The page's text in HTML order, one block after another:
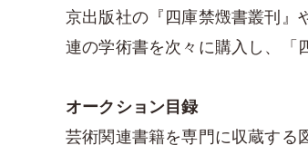
京出版社の『四庫禁燬書叢刊』
連の学術書を次々に購入し、「
オークション目録
芸術関連書籍を専門に収蔵する